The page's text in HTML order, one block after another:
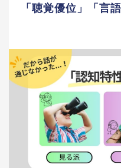
「聴覚優位」「言